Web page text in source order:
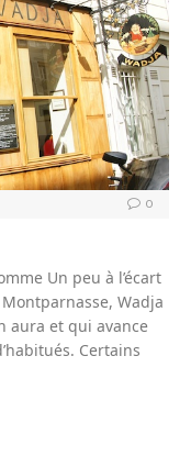
0
Un peu à l’écart
Wadja
aura et qui avance
Certains